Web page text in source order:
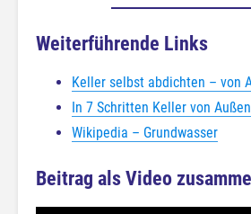
Weiterführende Links
Keller selbst abdichten – von
In 7 Schritten Keller von
Wikipedia – Grundwasser
Beitrag als Video